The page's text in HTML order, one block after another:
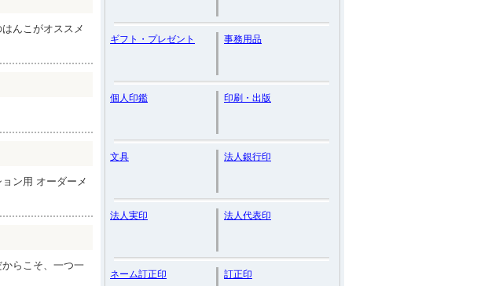
んこがオススメ
ン用 オーダーメ
らこそ、一つ一
ギフト・プレゼント 事務用品
個人印鑑 印刷・出版
文具 法人銀行印
法人実印 法人代表印
ネーム訂正印 訂正印